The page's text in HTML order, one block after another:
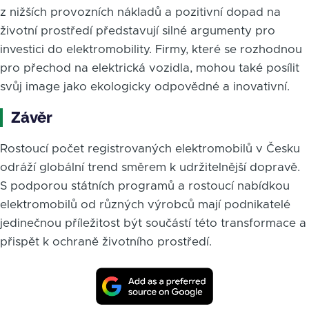
z nižších provozních nákladů a pozitivní dopad na
životní prostředí představují silné argumenty pro
investici do elektromobility. Firmy, které se rozhodnou
pro přechod na elektrická vozidla, mohou také posílit
svůj image jako ekologicky odpovědné a inovativní.
Závěr
Rostoucí počet registrovaných elektromobilů v Česku
odráží globální trend směrem k udržitelnější dopravě.
S podporou státních programů a rostoucí nabídkou
elektromobilů od různých výrobců mají podnikatelé
jedinečnou příležitost být součástí této transformace a
přispět k ochraně životního prostředí.